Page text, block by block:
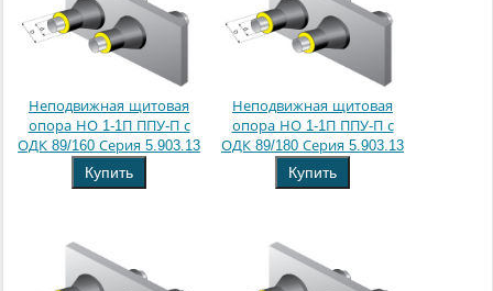
Неподвижная щитовая
опора НО 1-1П ППУ-П с
ОДК 89/160 Серия 5.903.13
Купить
Неподвижная щитовая
опора НО 1-1П ППУ-П с
ОДК 89/180 Серия 5.903.13
Купить